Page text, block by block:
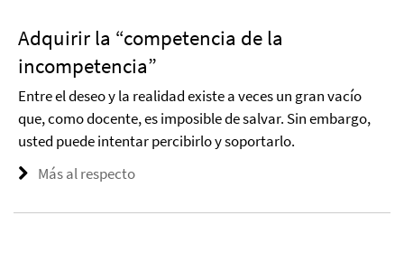
Adquirir la “competencia de la
incompetencia”
Entre el deseo y la realidad existe a veces un gran vacío
que, como docente, es imposible de salvar. Sin embargo,
usted puede intentar percibirlo y soportarlo.
Más al respecto